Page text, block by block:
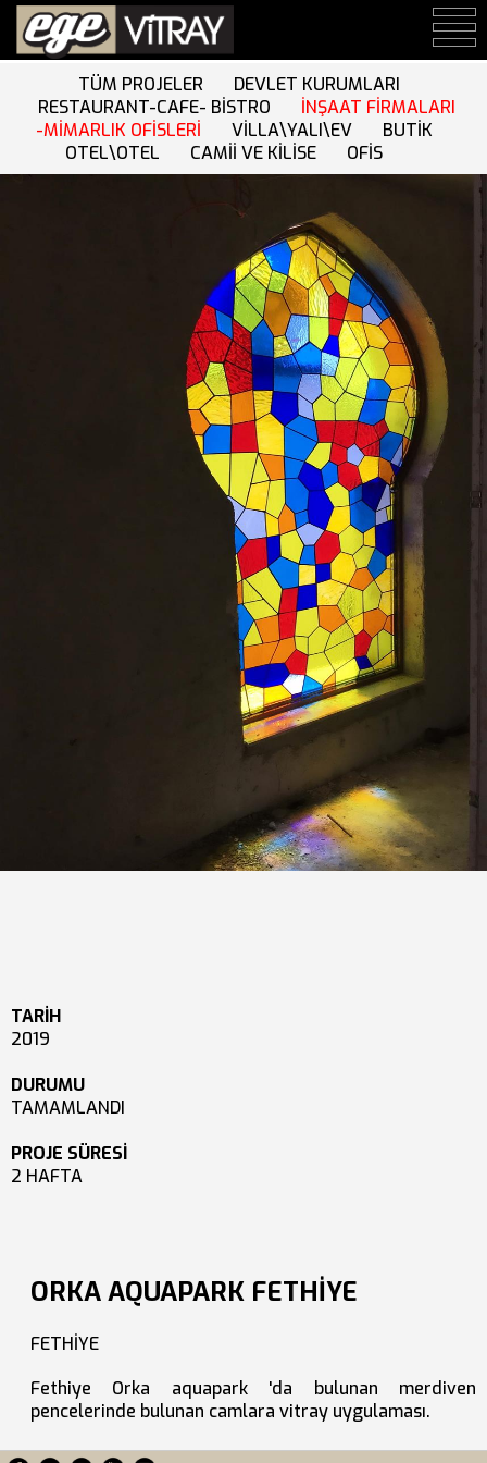
TÜM PROJELER
DEVLET KURUMLARI
RESTAURANT-CAFE- BİSTRO
İNŞAAT FİRMALARI
-MİMARLIK OFİSLERİ
VİLLA\YALI\EV
BUTİK
OTEL\OTEL
CAMİİ VE KİLİSE OFİS
TARİH
2019
DURUMU
TAMAMLANDI
PROJE SÜRESİ
2 HAFTA
ORKA AQUAPARK FETHİYE
FETHİYE
Fethiye Orka aquapark 'da bulunan merdiven
pencelerinde bulunan camlara vitray uygulaması.